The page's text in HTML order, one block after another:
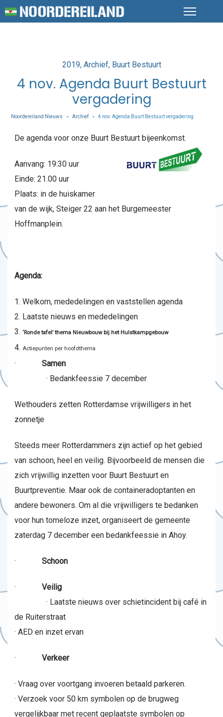
Posted
in
2019 Archief Buurt Bestuurt
4 nov. Agenda Buurt Bestuurt
vergadering
Noordereiland Nieuws > Archief > 4 nov. Agenda Buurt Bestuurt vergadering
De agenda voor onze Buurt Bestuurt bijeenkomst.
Aanvang: 19:30 uur
Einde: 21.00 uur
Plaats: in de huiskamer
van de wijk, Steiger 22 aan het Burgemeester
Hoffmanplein.
Agenda:
Welkom, mededelingen en vaststellen agenda
Laatste nieuws en mededelingen
‘Ronde tafel’ thema Nieuwbouw bij het Hulstkampgebouw
Actiepunten per hoofdthema
· Samen
· Bedankfeessie 7 december
Wethouders zetten Rotterdamse vrijwilligers in het
zonnetje
Steeds meer Rotterdammers zijn actief op het gebied
van schoon, heel en veilig. Bijvoorbeeld de mensen die
zich vrijwillig inzetten voor Buurt Bestuurt en
Buurtpreventie. Maar ook de containeradoptanten en
andere bewoners. Om al die vrijwilligers te bedanken
voor hun tomeloze inzet, organiseert de gemeente
zaterdag 7 december een bedankfeessie in Ahoy.
· Schoon
· Veilig
· Laatste nieuws over schietincident bij café in
de Ruiterstraat
· AED en inzet ervan
· Verkeer
· Vraag over voortgang invoeren betaald parkeren.
· Verzoek voor 50 km symbolen op de brugweg
vergelijkbaar met recent geplaatste symbolen op